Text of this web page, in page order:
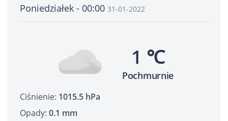
Poniedziałek - 00:00 31-01-2022
1 ℃
Pochmurnie
Ciśnienie: 1015.5 hPa
Opady: 0.1 mm